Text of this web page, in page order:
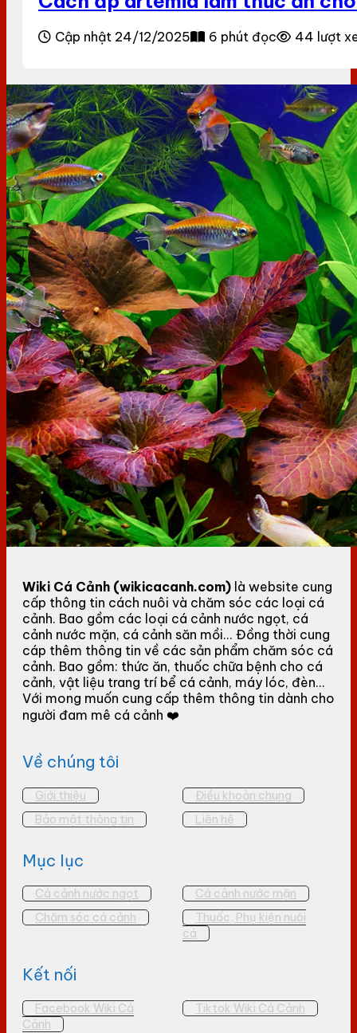
Cập nhật 24/12/2025 6 phút đọc 44 lượt
Wiki Cá Cảnh (wikicacanh.com) là website cung
cấp thông tin cách nuôi và chăm sóc các loại cá
cảnh. Bao gồm các loại cá cảnh nước ngọt, cá
cảnh nước mặn, cá cảnh săn mồi... Đồng thời cung
cáp thêm thông tin về các sản phẩm chăm sóc cá
cảnh. Bao gồm: thức ăn, thuốc chữa bệnh cho cá
cảnh, vật liệu trang trí bể cá cảnh, máy lóc, đèn...
Với mong muốn cung cấp thêm thông tin dành cho
người đam mê cá cảnh ❤️
Về chúng tôi
Giới thiệu
Điều khoản chung
Bảo mật thông tin
Liên hệ
Mục lục
Cá cảnh nước ngọt
Cá cảnh nước mặn
Chăm sóc cá cảnh
Thuốc, Phụ kiện nuôi
cá
Kết nối
Facebook Wiki Cá
Cảnh
Tiktok Wiki Cá Cảnh